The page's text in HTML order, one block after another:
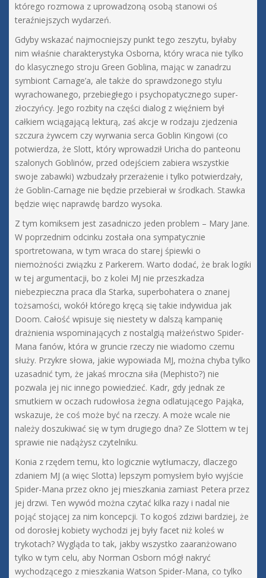
którego rozmowa z uprowadzoną osobą stanowi oś
teraźniejszych wydarzeń.
Gdyby wskazać najmocniejszy punkt tego zeszytu, byłaby
nim właśnie charakterystyka Osborna, który wraca nie tylko
do klasycznego stroju Green Goblina, mając w zanadrzu
symbiont Carnage’a, ale także do sprawdzonego stylu
wyrachowanego, przebiegłego i psychopatycznego super-
złoczyńcy. Jego rozbity na części dialog z więźniem był
całkiem wciągającą lekturą, zaś akcje w rodzaju zjedzenia
szczura żywcem czy wyrwania serca Goblin Kingowi (co
potwierdza, że Slott, który wprowadził Uricha do panteonu
szalonych Goblinów, przed odejściem zabiera wszystkie
swoje zabawki) wzbudzały przerażenie i tylko potwierdzały,
że Goblin-Carnage nie będzie przebierał w środkach. Stawka
będzie więc naprawdę bardzo wysoka.
Z tym komiksem jest zasadniczo jeden problem – Mary Jane.
W poprzednim odcinku została ona sympatycznie
sportretowana, w tym wraca do starej śpiewki o
niemożności związku z Parkerem. Warto dodać, że brak logiki
w tej argumentacji, bo z kolei MJ nie przeszkadza
niebezpieczna praca dla Starka, superbohatera o znanej
tożsamości, wokół którego kręcą się takie indywidua jak
Doom. Całość wpisuje się niestety w dalszą kampanię
drażnienia wspominających z nostalgią małżeństwo Spider-
Mana fanów, która w gruncie rzeczy nie wiadomo czemu
służy. Przykre słowa, jakie wypowiada MJ, można chyba tylko
uzasadnić tym, że jakaś mroczna siła (Mephisto?) nie
pozwala jej nic innego powiedzieć. Kadr, gdy jednak ze
smutkiem w oczach rudowłosa żegna odlatującego Pająka,
wskazuje, że coś może być na rzeczy. A może wcale nie
należy doszukiwać się w tym drugiego dna? Ze Slottem w tej
sprawie nie nadążysz czytelniku.
Konia z rzędem temu, kto logicznie wytłumaczy, dlaczego
zdaniem MJ (a więc Slotta) lepszym pomysłem było wyjście
Spider-Mana przez okno jej mieszkania zamiast Petera przez
jej drzwi. Ten wywód można czytać kilka razy i nadal nie
pojąć stojącej za nim koncepcji. To kogoś zdziwi bardziej, że
od dorosłej kobiety wychodzi jej były facet niż koleś w
trykotach? Wygląda to tak, jakby wszystko zaaranżowano
tylko w tym celu, aby Norman Osborn mógł nakryć
wychodzącego z mieszkania Watson Spider-Mana, co tylko